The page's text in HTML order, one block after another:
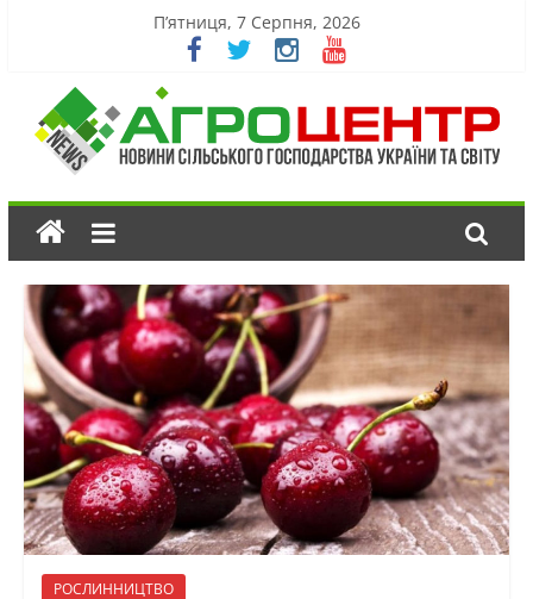
П’ятниця, 7 Серпня, 2026
РОСЛИННИЦТВО